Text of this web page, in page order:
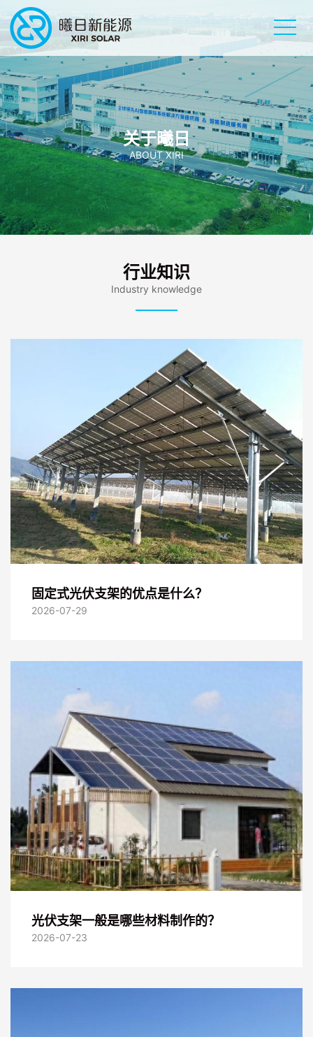
关于曦日
ABOUT XIRI
行业知识
Industry knowledge
固定式光伏支架的优点是什么？
2026-07-29
光伏支架一般是哪些材料制作的？
2026-07-23